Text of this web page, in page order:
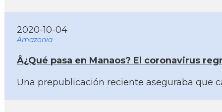
2020-10-04
Amazonia
Â¿Qué pasa en Manaos? El coronavirus
Una prepublicación reciente aseguraba que